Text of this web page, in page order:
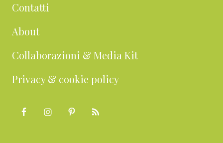
Contatti
About
Collaborazioni & Media Kit
Privacy & cookie policy